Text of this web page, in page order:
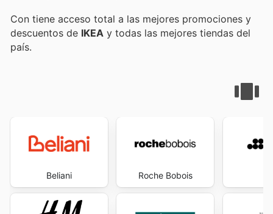
Con tiene acceso total a las mejores promociones y
descuentos de IKEA y todas las mejores tiendas del
país.
Beliani Roche Bobois